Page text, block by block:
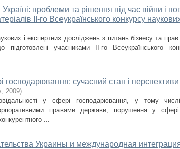
проблеми та рішення під час війни і
ІІ-го Всеукраїнського конкурсу
і експертних досліджень з питань бізнесу та
підготовлені учасниками ІІ-го Всеукраїнського
господарювання: сучасний стан і
, 2009)
у сфері господарювання, у тому числі
правами держави, порушення у сфері
...
Украины и международная